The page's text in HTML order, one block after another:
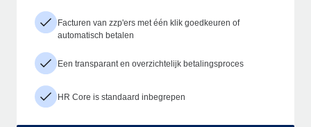
Facturen van zzp'ers met één klik goedkeuren of
automatisch betalen
Een transparant en overzichtelijk betalingsproces
HR Core is standaard inbegrepen